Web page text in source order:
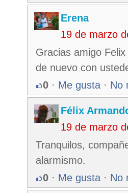
Erena
19 de marzo
Gracias amigo
de nuevo con
0 · Me gusta · No
Félix
19 de marzo
Tranquilos,
alarmismo.
0 · Me gusta · No